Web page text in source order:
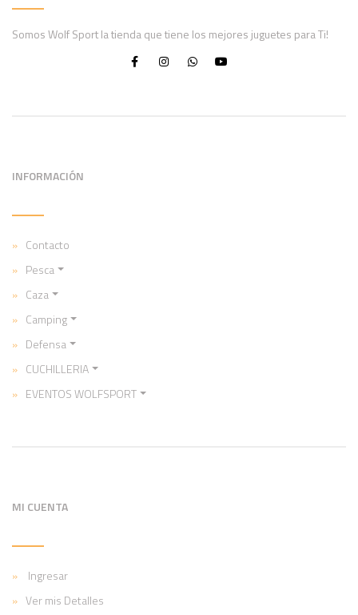
Somos Wolf Sport la tienda que tiene los mejores juguetes para Ti!
INFORMACIÓN
Contacto
Pesca
Caza
Camping
Defensa
CUCHILLERIA
EVENTOS WOLFSPORT
MI CUENTA
Ingresar
Ver mis Detalles